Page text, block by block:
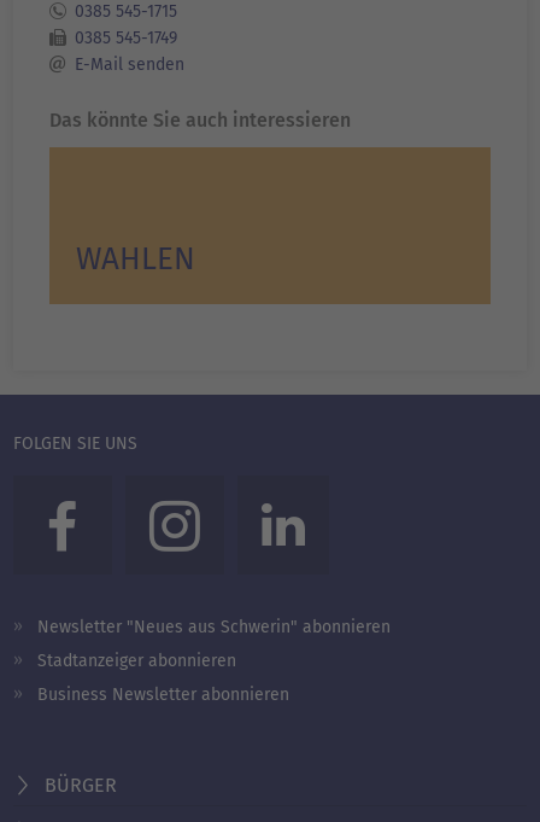
0385 545-1715
0385 545-1749
E-Mail senden
Das könnte Sie auch interessieren
WAHLEN
FOLGEN SIE UNS
Newsletter "Neues aus Schwerin" abonnieren
Stadtanzeiger abonnieren
Business Newsletter abonnieren
BÜRGER